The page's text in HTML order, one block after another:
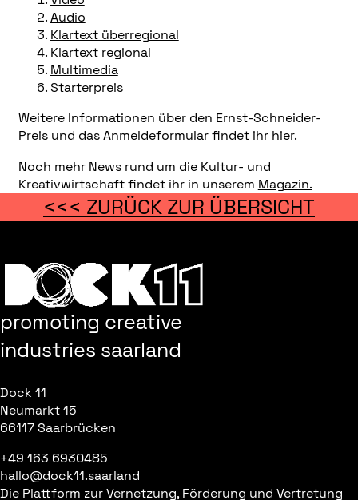
Audio
Klartext überregional
Klartext regional
Multimedia
Starterpreis
Weitere Informationen über den Ernst-Schneider-
Preis und das Anmeldeformular findet ihr hier.
Noch mehr News rund um die Kultur- und
Kreativwirtschaft findet ihr in unserem Magazin.
<<< ZURÜCK ZUR ÜBERSICHT
promoting creative
industries saarland
Dock 11
Neumarkt 15
66117 Saarbrücken
+49 163 6930485
hallo@dock11.saarland
Die Plattform zur Vernetzung, Förderung und Vertretung